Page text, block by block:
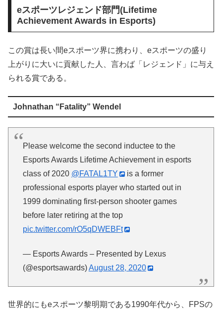
eスポーツレジェンド部門(Lifetime
Achievement Awards in Esports)
この賞は長い間eスポーツ界に携わり、eスポーツの盛り
上がりに大いに貢献した人、言わば「レジェンド」に与え
られる賞である。
Johnathan “Fatality” Wendel
Please welcome the second inductee to the
Esports Awards Lifetime Achievement in esports
class of 2020 @FATAL1TY
is a former
professional esports player who started out in
1999 dominating first-person shooter games
before later retiring at the top
pic.twitter.com/rO5qDWEBFt
— Esports Awards – Presented by Lexus
(@esportsawards)August 28, 2020
世界的にもeスポーツ黎明期である1990年代から、FPSの